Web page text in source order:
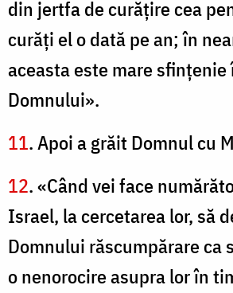
din jertfa de curăţire cea
curăţi el o dată pe an; în
aceasta este mare
Domnului».
11. Apoi a grăit Domnul cu
12. «Când vei face
Israel, la cercetarea lor, să
Domnului răscumpărare ca
o nenorocire asupra lor în